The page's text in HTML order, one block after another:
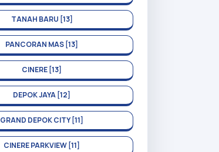
TANAH BARU [13]
PANCORAN MAS [13]
CINERE [13]
DEPOK JAYA [12]
GRAND DEPOK CITY [11]
CINERE PARKVIEW [11]